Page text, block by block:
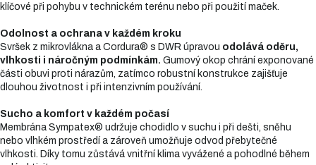
klíčové při pohybu v technickém terénu nebo při použití maček.
Odolnost a ochrana v každém kroku
Svršek z mikrovlákna a Cordura® s DWR úpravou odolává oděru,
vlhkosti i náročným podmínkám. Gumový okop chrání exponované
části obuvi proti nárazům, zatímco robustní konstrukce zajišťuje
dlouhou životnost i při intenzivním používání.
Sucho a komfort v každém počasí
Membrána Sympatex® udržuje chodidlo v suchu i při dešti, sněhu
nebo vlhkém prostředí a zároveň umožňuje odvod přebytečné
vlhkosti. Díky tomu zůstává vnitřní klima vyvážené a pohodlné během